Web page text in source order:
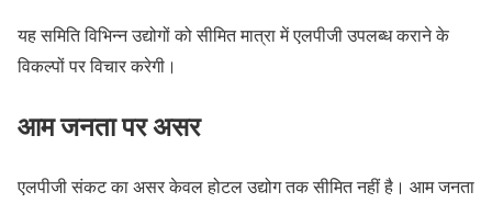
यह समिति विभिन्न उद्योगों को सीमित मात्रा में एलपीजी उपलब्ध कराने के
विकल्पों पर विचार करेगी।
आम जनता पर असर
एलपीजी संकट का असर केवल होटल उद्योग तक सीमित नहीं है। आम जनता